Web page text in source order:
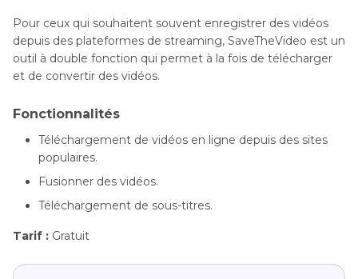
Pour ceux qui souhaitent souvent enregistrer des vidéos
depuis des plateformes de streaming, SaveTheVideo est un
outil à double fonction qui permet à la fois de télécharger
et de convertir des vidéos.
Fonctionnalités
Téléchargement de vidéos en ligne depuis des sites
populaires.
Fusionner des vidéos.
Téléchargement de sous-titres.
Tarif : Gratuit